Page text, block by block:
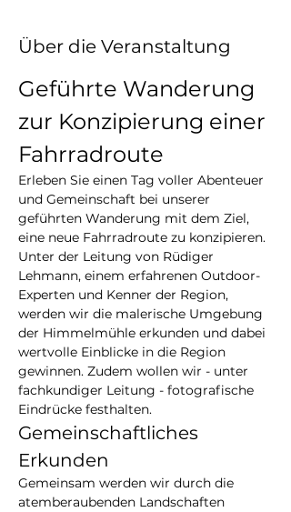
Über die Veranstaltung
Geführte Wanderung
zur Konzipierung einer
Fahrradroute
Erleben Sie einen Tag voller Abenteuer
und Gemeinschaft bei unserer
geführten Wanderung mit dem Ziel,
eine neue Fahrradroute zu konzipieren.
Unter der Leitung von Rüdiger
Lehmann, einem erfahrenen Outdoor-
Experten und Kenner der Region,
werden wir die malerische Umgebung
der Himmelmühle erkunden und dabei
wertvolle Einblicke in die Region
gewinnen. Zudem wollen wir - unter
fachkundiger Leitung - fotografische
Eindrücke festhalten.
Gemeinschaftliches
Erkunden
Gemeinsam werden wir durch die
atemberaubenden Landschaften